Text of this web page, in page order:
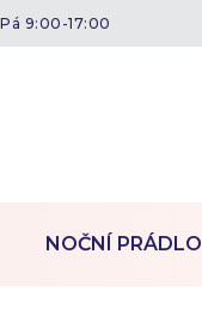
9:00-17:00
NOČNÍ PRÁDLO